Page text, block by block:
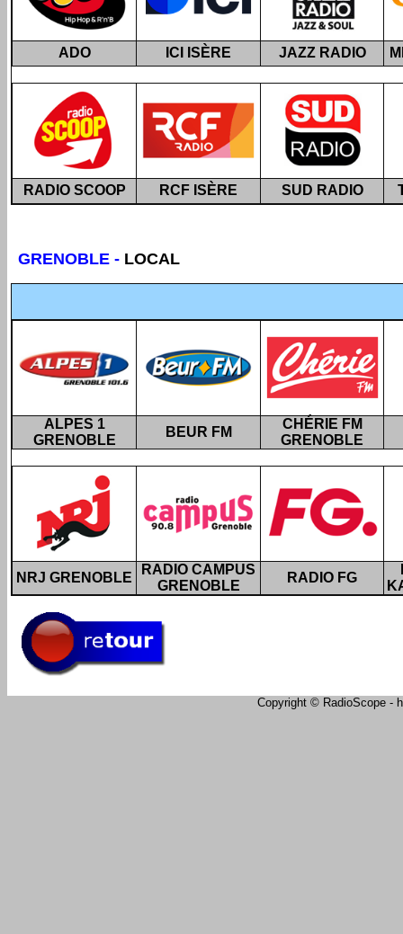
ADO ICI ISÈRE JAZZ RADIO
RADIO SCOOP RCF ISÈRE SUD RADIO
GRENOBLE - LOCAL
ALPES 1
GRENOBLE
BEUR FM
CHÉRIE FM
GRENOBLE
NRJ GRENOBLE
RADIO CAMPUS
GRENOBLE
RADIO FG
Copyright © RadioScope -